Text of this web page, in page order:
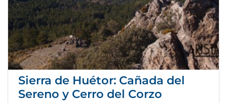
Sierra de Huétor: Cañada del
Sereno y Cerro del Corzo